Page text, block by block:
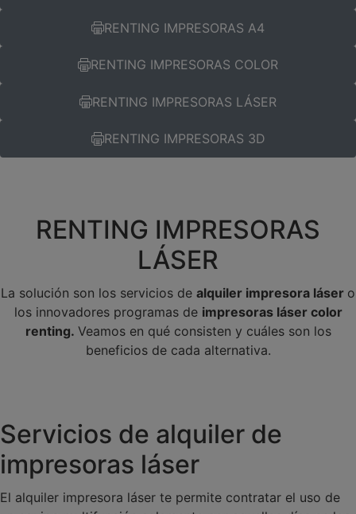
RENTING IMPRESORAS A4
RENTING IMPRESORAS COLOR
RENTING IMPRESORAS LÁSER
RENTING IMPRESORAS 3D
RENTING IMPRESORAS
LÁSER
La solución son los servicios de alquiler impresora láser o
los innovadores programas de impresoras láser color
renting. Veamos en qué consisten y cuáles son los
beneficios de cada alternativa.
Servicios de alquiler de
impresoras láser
El alquiler impresora láser te permite contratar el uso de